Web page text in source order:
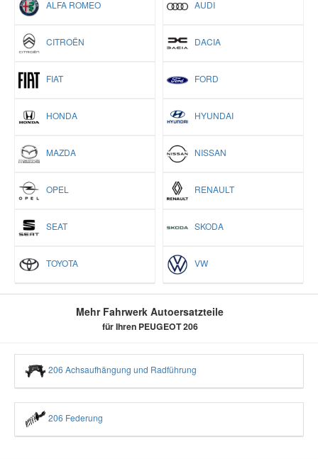
ALFA ROMEO AUDI
CITROËN DACIA
FIAT FORD
HONDA HYUNDAI
MAZDA NISSAN
OPEL RENAULT
SEAT SKODA
TOYOTA VW
Mehr Fahrwerk Autoersatzteile
für Ihren PEUGEOT 206
206 Achsaufhängung und Radführung
206 Federung